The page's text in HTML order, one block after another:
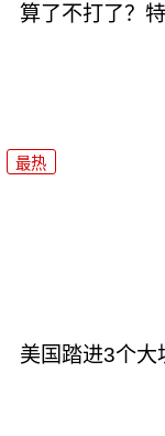
算了不打了？
最热
美国踏进3个大